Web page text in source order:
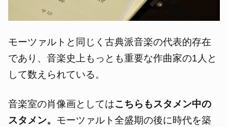
モーツァルトと同じく古典派音楽の代表的存在
であり、音楽史上もっとも重要な作曲家の1人と
して数えられている。
音楽室の肖像画としてはこちらもスタメン中の
スタメン。 モーツァルト全盛期の後に時代を築